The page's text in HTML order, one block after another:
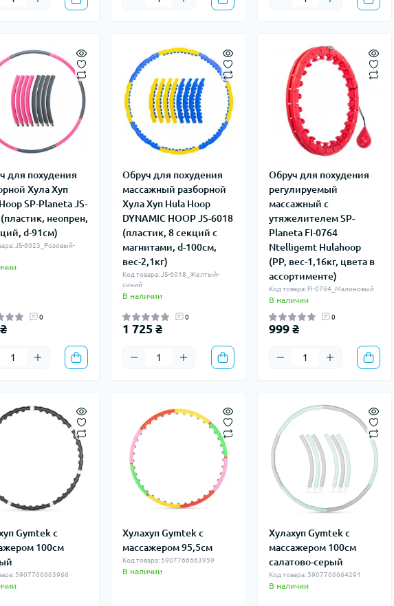
для похудения
Хула Хуп
SP-Planeta JS-
неопрен,
d-91см)
JS-6023_Розовый-
0
Обруч для похудения
массажный разборной
Хула Хуп Hula Hoop
DYNAMIC HOOP JS-6018
(пластик, 8 секций с
магнитами, d-100см,
вес-2,1кг)
Код товара: JS-6018_Желтый-
синий
В наличии
0
1 725 ₴
Обруч для похудения
регулируемый
массажный с
утяжелителем SP-
Planeta FI-0764
Ntelligemt Hulahoop
(PP, вес-1,16кг, цвета в
ассортименте)
Код товара: FI-0764_Малиновый
В наличии
0
999 ₴
Gymtek с
100см
5907766663966
Хулахуп Gymtek с
массажером 95,5см
Код товара: 5907766663959
В наличии
Хулахуп Gymtek с
массажером 100см
салатово-серый
Код товара: 5907766664291
В наличии